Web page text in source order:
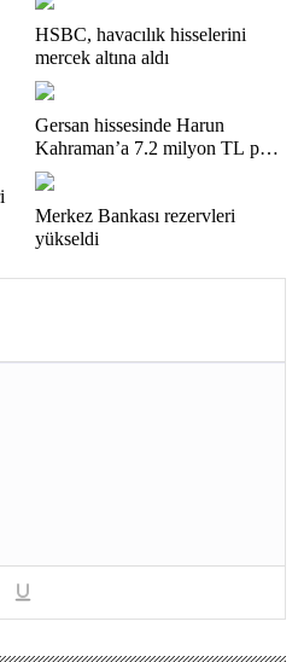
HSBC, havacılık hisselerini
mercek altına aldı
Gersan hissesinde Harun
Kahraman’a 7.2 milyon TL para
cezası
Merkez Bankası rezervleri
yükseldi